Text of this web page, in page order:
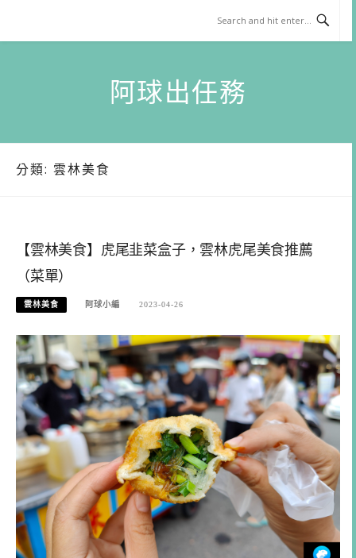
content
阿球出任務
分類: 雲林美食
【雲林美食】虎尾韭菜盒子，雲林虎尾美食推薦
（菜單）
雲林美食 阿球小編 2023-04-26